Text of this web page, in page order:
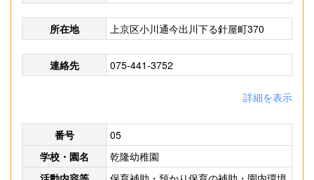
所在地 上京区小川通今出川下る針屋町370
連絡先 075-441-3752
詳細を表示
番号
05
学校・園名
乾隆幼稚園